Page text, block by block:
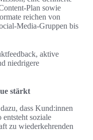
Plan sowie
reichen von
Media-Gruppen bis
aktive
niedrigere
stärkt
dass Kund:innen
soziale
zu wiederkehrenden